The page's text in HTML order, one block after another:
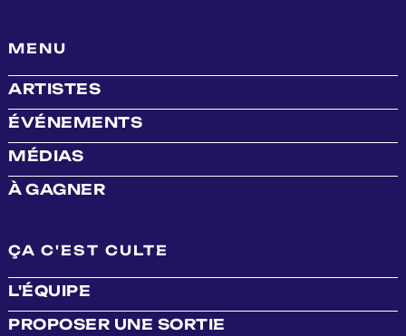
MENU
ARTISTES
ÉVÉNEMENTS
MÉDIAS
À GAGNER
ÇA C'EST CULTE
L'ÉQUIPE
PROPOSER UNE SORTIE